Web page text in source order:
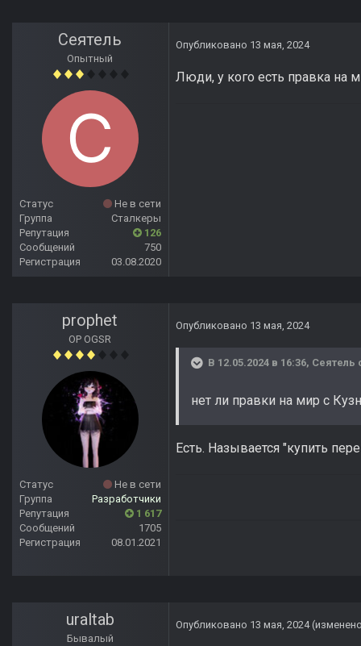
Сеятель
Опытный
Статус
Не в сети
Группа
Сталкеры
Репутация
126
Сообщений
750
Регистрация
03.08.2020
Опубликовано 13 мая, 2024
Люди, у кого есть правка на
prophet
OP OGSR
Статус
Не в сети
Группа
Разработчики
Репутация
1 617
Сообщений
1705
Регистрация
08.01.2021
Опубликовано 13 мая, 2024
В 12.05.2024 в 16:36, Сеятель
нет ли правки на мир с
Есть. Называется "купить
uraltab
Бывалый
Опубликовано 13 мая, 2024